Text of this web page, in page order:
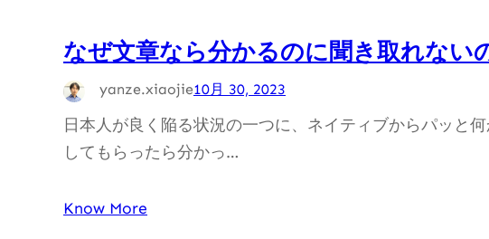
なぜ文章なら分かるのに聞き取れない
yanze.xiaojie10月 30, 2023
日本人が良く陥る状況の一つに、ネイティブからパッと
してもらったら分かっ…
Know More